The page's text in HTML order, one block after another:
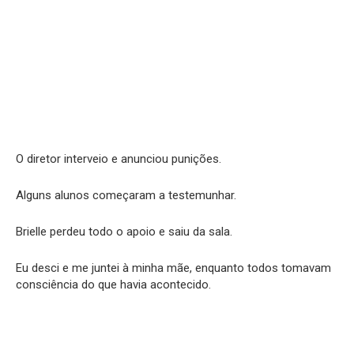
O diretor interveio e anunciou punições.
Alguns alunos começaram a testemunhar.
Brielle perdeu todo o apoio e saiu da sala.
Eu desci e me juntei à minha mãe, enquanto todos tomavam
consciência do que havia acontecido.